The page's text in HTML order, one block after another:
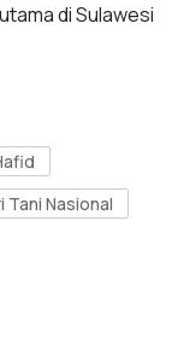
di Sulawesi
Tani Nasional